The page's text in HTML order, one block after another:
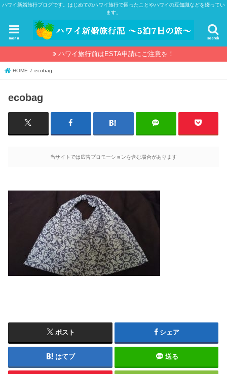
ハワイ新婚旅行ブログです。はじめてのハワイ旅行で困ったことやハワイの豆知識などを綴ってい
ます。
search
menu
ハワイ旅行前はESTA申請にご注意を！
HOME ecobag
ecobag
当サイトでは広告プロモーションを含む場合があります
ポスト シェア
はてブ 送る